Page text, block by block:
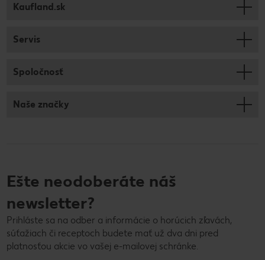
Kaufland.sk
Servis
Spoločnosť
Naše značky
Ešte neodoberáte náš
newsletter?
Prihláste sa na odber a informácie o horúcich zľavách,
súťažiach či receptoch budete mať už dva dni pred
platnosťou akcie vo vašej e-mailovej schránke.